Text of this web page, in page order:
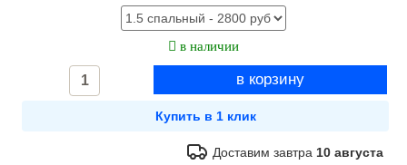
в наличии
Доставим завтра 10 августа